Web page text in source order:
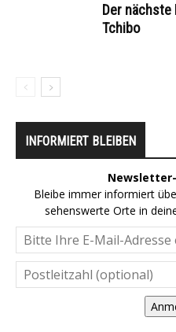
Der nächste
Tchibo
INFORMIERT BLEIBEN
Bleibe immer informiert
sehenswerte Orte in